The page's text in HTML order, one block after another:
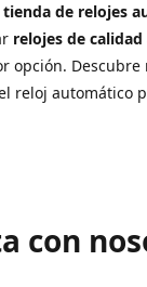
tienda de relojes
relojes de
opción. Descubre
reloj automático
con